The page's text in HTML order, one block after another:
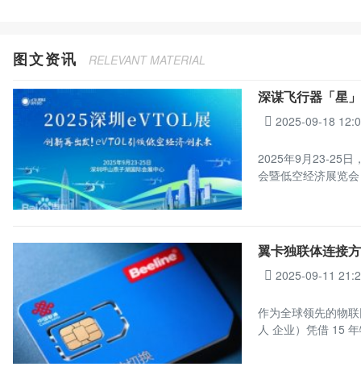
图文资讯 RELEVANT MATERIAL
深谋飞行器「星
2025-09-18
2025年9月23-25日
会暨低空经济展览
翼卡独联体连接
2025-09-11
作为全球领先的物
人 企业）凭借 15